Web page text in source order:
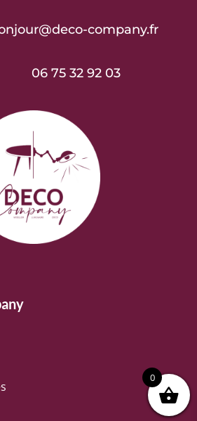
company.fr
06 75 32 92 03
0